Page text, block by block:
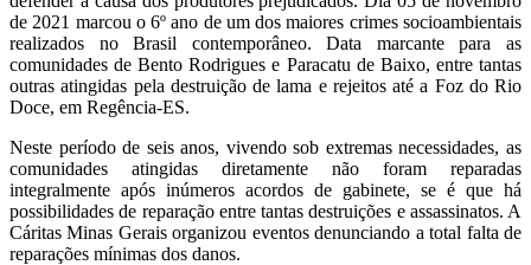
de 2021 marcou o 6º ano de um dos maiores crimes socioambientais
realizados no Brasil contemporâneo. Data marcante para as
comunidades de Bento Rodrigues e Paracatu de Baixo, entre tantas
outras atingidas pela destruição de lama e rejeitos até a Foz do Rio
Doce, em Regência-ES.
Neste período de seis anos, vivendo sob extremas necessidades, as
comunidades atingidas diretamente não foram reparadas
integralmente após inúmeros acordos de gabinete, se é que há
possibilidades de reparação entre tantas destruições e assassinatos. A
Cáritas Minas Gerais organizou eventos denunciando a total falta de
reparações mínimas dos danos.